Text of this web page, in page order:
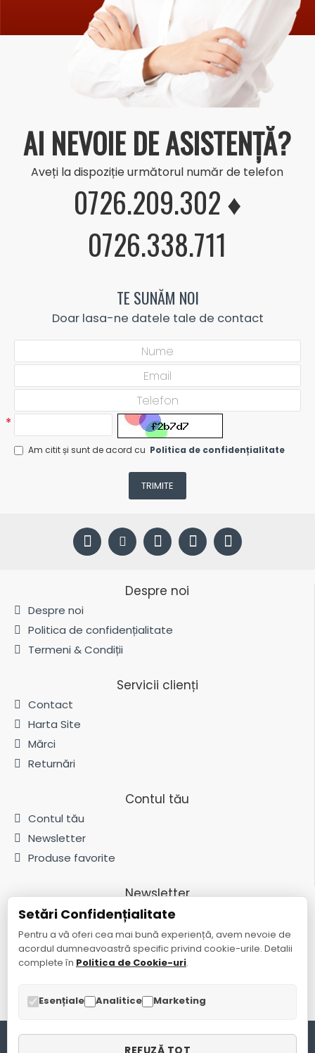
AI NEVOIE DE ASISTENȚĂ?
Aveți la dispoziție următorul număr de telefon
0726.209.302 ♦
0726.338.711
TE SUNĂM NOI
Doar lasa-ne datele tale de contact
Am citit și sunt de acord cu Politica de confidențialitate
TRIMITE
Despre noi
Despre noi
Politica de confidențialitate
Termeni & Condiții
Servicii clienți
Contact
Harta Site
Mărci
Returnări
Contul tău
Contul tău
Newsletter
Produse favorite
Newsletter
Fii la curent cu noutățile și promoțiile abonându-te la newsletter-ul
Trimite
Setări Confidențialitate
Pentru a vă oferi cea mai bună experiență, avem nevoie de
acordul dumneavoastră specific privind cookie-urile. Detalii
complete în Politica de Cookie-uri.
Esențiale Analitice Marketing
REFUZĂ TOT